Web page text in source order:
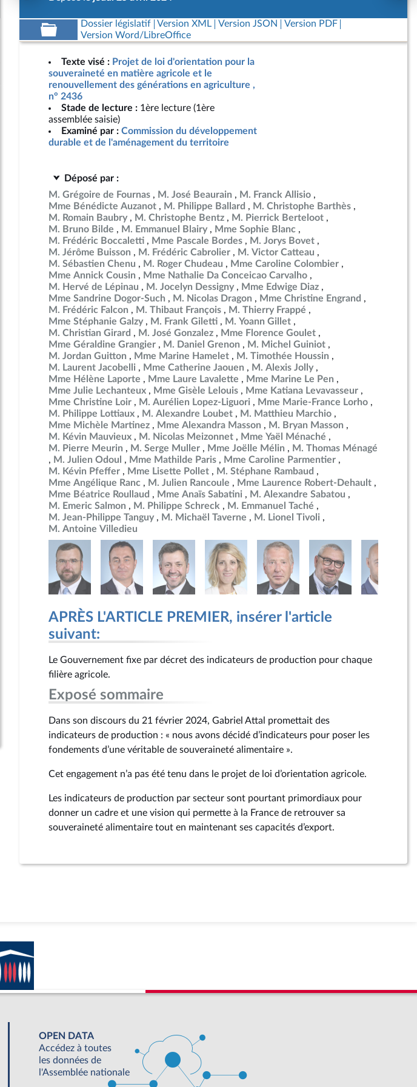
Date de dépôt
25 avril 2024
25 avril 2024
25 avril 2024
25 avril 2024
25 avril 2024
25 avril 2024
24 avril 2024
25 avril 2024
25 avril 2024
25 avril 2024
24 avril 2024
25 avril 2024
25 avril 2024
25 avril 2024
25 avril 2024
25 avril 2024
18 avril 2024
Date de dépôt
Dossier législatif Version XML Version JSON
Version PDF
Version Word/LibreOffice
Texte visé : Projet de loi d'orientation pour la
souveraineté en matière agricole et le
renouvellement des générations en agriculture ,
n° 2436
Stade de lecture : 1ère lecture (1ère
assemblée saisie)
Examiné par : Commission du développement
durable et de l'aménagement du territoire
Déposé par :
M. Grégoire de Fournas
M. José Beaurain
M. Franck Allisio
Mme Bénédicte Auzanot
M. Philippe Ballard
M. Christophe Barthès
M. Romain Baubry
M. Christophe Bentz
M. Pierrick Berteloot
M. Bruno Bilde
M. Emmanuel Blairy
Mme Sophie Blanc
M. Frédéric Boccaletti
Mme Pascale Bordes
M. Jorys Bovet
M. Jérôme Buisson
M. Frédéric Cabrolier
M. Victor Catteau
M. Sébastien Chenu
M. Roger Chudeau
Mme Caroline Colombier
Mme Annick Cousin
Mme Nathalie Da Conceicao Carvalho
M. Hervé de Lépinau
M. Jocelyn Dessigny
Mme Edwige Diaz
Mme Sandrine Dogor-Such
M. Nicolas Dragon
Mme Christine Engrand
M. Frédéric Falcon
M. Thibaut François
M. Thierry Frappé
Mme Stéphanie Galzy
M. Frank Giletti
M. Yoann Gillet
M. Christian Girard
M. José Gonzalez
Mme Florence Goulet
Mme Géraldine Grangier
M. Daniel Grenon
M. Michel Guiniot
M. Jordan Guitton
Mme Marine Hamelet
M. Timothée Houssin
M. Laurent Jacobelli
Mme Catherine Jaouen
M. Alexis Jolly
Mme Hélène Laporte
Mme Laure Lavalette
Mme Marine Le Pen
Mme Julie Lechanteux
Mme Gisèle Lelouis
Mme Katiana Levavasseur
Mme Christine Loir
M. Aurélien Lopez-Liguori
Mme Marie-France Lorho
M. Philippe Lottiaux
M. Alexandre Loubet
M. Matthieu Marchio
Mme Michèle Martinez
Mme Alexandra Masson
M. Bryan Masson
M. Kévin Mauvieux
M. Nicolas Meizonnet
Mme Yaël Ménaché
M. Pierre Meurin
M. Serge Muller Mme Joëlle Mélin
M. Thomas Ménagé
M. Julien Odoul
Mme Mathilde Paris
Mme Caroline Parmentier
M. Kévin Pfeffer
Mme Lisette Pollet
M. Stéphane Rambaud
Mme Angélique Ranc
M. Julien Rancoule
Mme Laurence Robert-Dehault
Mme Béatrice Roullaud
Mme Anaïs Sabatini
M. Alexandre Sabatou
M. Emeric Salmon
M. Philippe Schreck
M. Emmanuel Taché
M. Jean-Philippe Tanguy
M. Michaël Taverne
M. Lionel Tivoli
M. Antoine Villedieu
APRÈS L'ARTICLE PREMIER, insérer l'article
suivant:
Le Gouvernement fixe par décret des indicateurs de production pour chaque
filière agricole.
Exposé sommaire
Dans son discours du 21 février 2024, Gabriel Attal promettait des
indicateurs de production : « nous avons décidé d’indicateurs pour poser les
fondements d’une véritable de souveraineté alimentaire ».
Cet engagement n’a pas été tenu dans le projet de loi d’orientation agricole.
Les indicateurs de production par secteur sont pourtant primordiaux pour
donner un cadre et une vision qui permette à la France de retrouver sa
souveraineté alimentaire tout en maintenant ses capacités d’export.
OPEN DATA
Accédez à toutes
les données de
l'Assemblée nationale